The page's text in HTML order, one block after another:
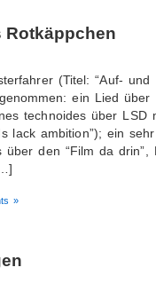
Rotkäppchen
(Titel: “Auf- und
ein Lied über
technoides über LSD
lack ambition”); ein sehr
über den “Film da drin”,
»